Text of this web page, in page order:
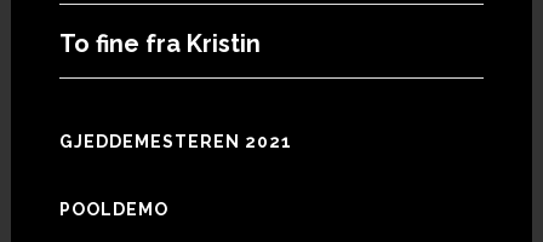
To fine fra Kristin
GJEDDEMESTEREN 2021
POOLDEMO